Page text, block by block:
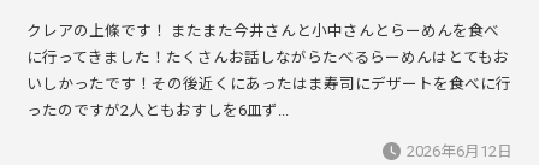
クレアの上條です！ またまた今井さんと小中さんとらーめんを食べ
に行ってきました！たくさんお話しながらたべるらーめんはとてもお
いしかったです！その後近くにあったはま寿司にデザートを食べに行
ったのですが2人ともおすしを6皿ず...
2026年6月12日